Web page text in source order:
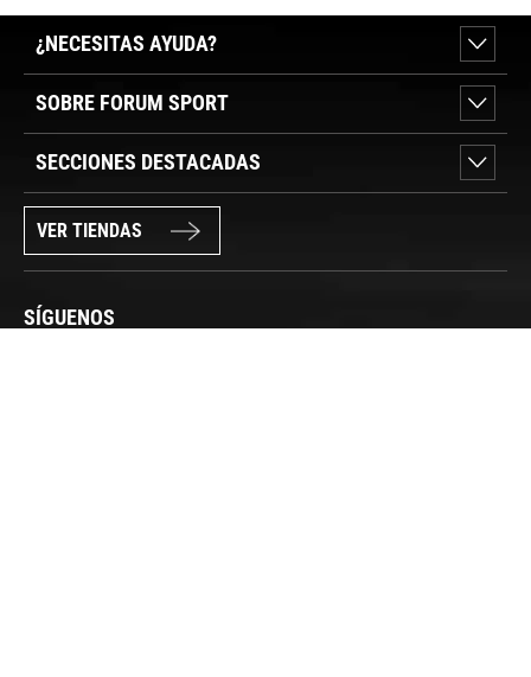
1PZ
¿NECESITAS AYUDA?
SOBRE FORUM SPORT
SECCIONES DESTACADAS
VER TIENDAS
SÍGUENOS